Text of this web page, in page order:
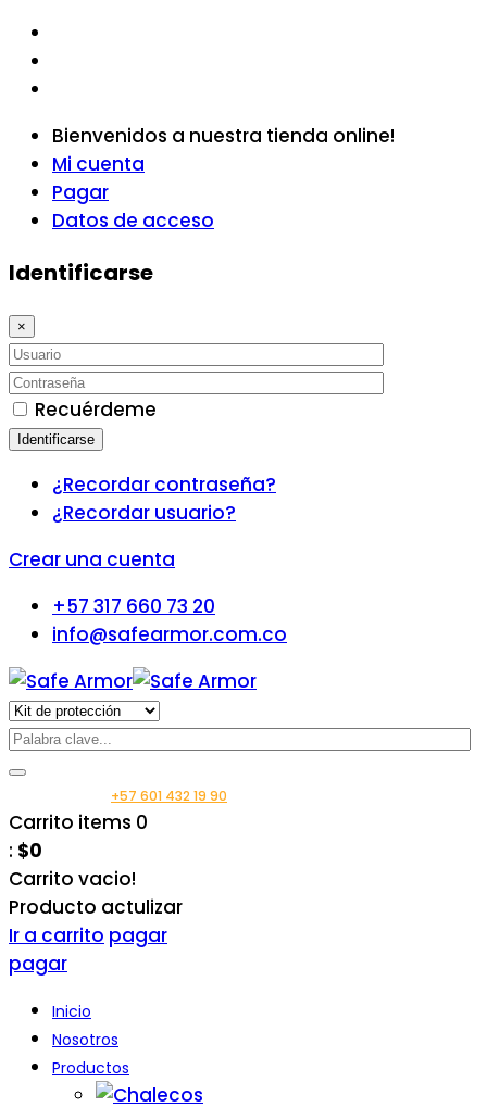
Bienvenidos a nuestra tienda online!
Mi cuenta
Pagar
Datos de acceso
Identificarse
×
Recuérdeme
Identificarse
¿Recordar contraseña?
¿Recordar usuario?
Crear una cuenta
+57 317 660 73 20
info@safearmor.com.co
+57 601 432 19 90
Carrito items 0
: $0
Carrito vacio!
Producto actulizar
Ir a carrito pagar
pagar
Inicio
Nosotros
Productos